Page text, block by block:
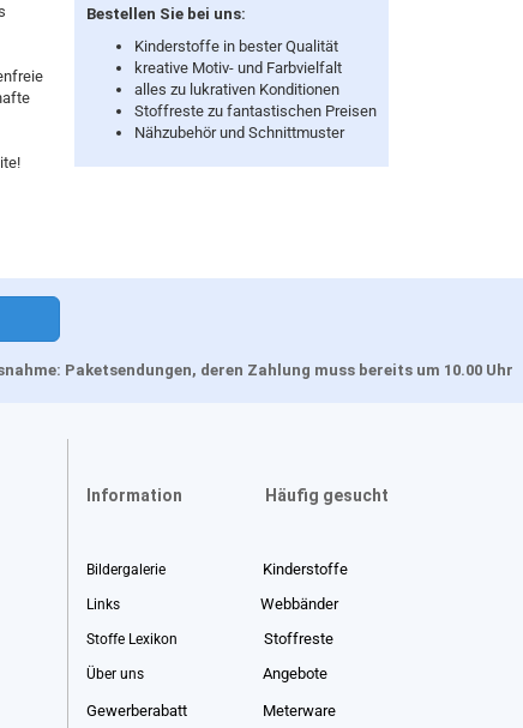
Bestellen Sie bei uns:
Kinderstoffe in bester Qualität
kreative Motiv- und Farbvielfalt
alles zu lukrativen Konditionen
Stoffreste zu fantastischen Preisen
Nähzubehör und Schnittmuster
Paketsendungen, deren Zahlung muss bereits um 10.00 Uhr
Information Häufig gesucht
Bildergalerie Kinderstoffe
Links Webbänder
Stoffe Lexikon Stoffreste
Über uns Angebote
Gewerberabatt Meterware